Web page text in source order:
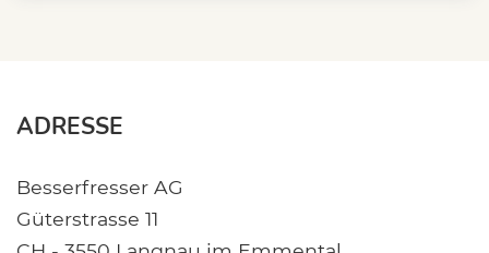
ADRESSE
Besserfresser AG
Güterstrasse 11